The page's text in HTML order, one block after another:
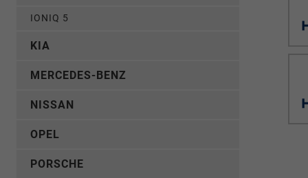
IONIQ 5
KIA
MERCEDES-BENZ
NISSAN
OPEL
PORSCHE